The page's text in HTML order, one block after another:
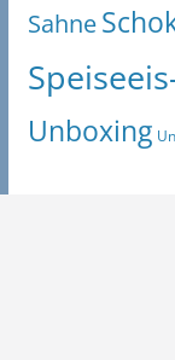
Sahne
Unboxing